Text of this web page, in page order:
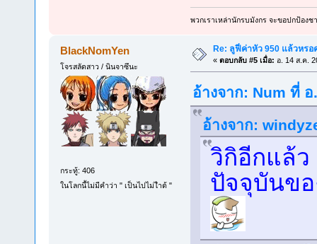
พวกเราเหล่านักรบมังกร จะขอปกป้อง
BlackNomYen
โจรสลัดสาว / นินจาซึนะ
กระทู้: 406
ในโลกนี้ไม่มีคำว่า " เป็นไปไม่ไำด้ "
Re: ลูฟี่ค่าหัว 950 แล้วหรอ
« ตอบกลับ #5 เมื่อ: อ. 14 ส.ค.
อ้างจาก: Num ที่
อ้างจาก:
วิกิอีกแล้ว
ปัจจุบันขอ